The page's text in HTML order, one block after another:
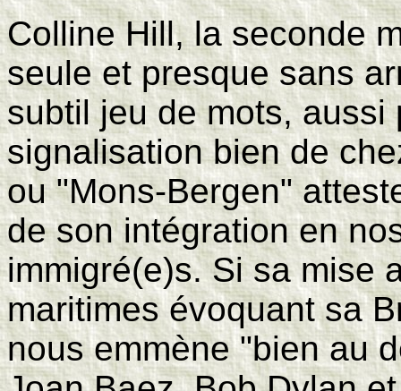
Colline Hill, la seconde
seule et presque sans
subtil jeu de mots,
signalisation bien de
ou "Mons-Bergen"
de son intégration en
immigré(e)s. Si sa mise
maritimes évoquant sa
nous emmène "bien au